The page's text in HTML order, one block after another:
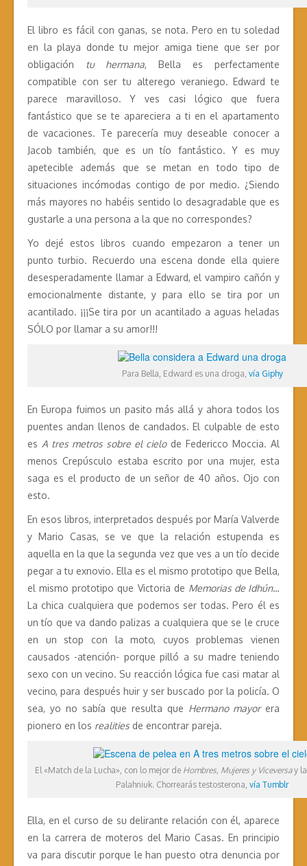
El libro es fácil con ganas, se nota. Pero en tu soledad
en la playa donde tu mejor amiga tiene que ser por
obligación tu hermana, Bella es perfectamente
compatible con ser tu alterego veraniego. Edward te
parece maravilloso. Y ves casi lógico que fuera
fantástico que se te apareciera a ti en el apartamento
de vacaciones. Te parecería muy deseable conocer a
Jacob también, que es un tío fantástico. Y es muy
apetecible además que se metan en todo tipo de
situaciones incómodas contigo de por medio. ¿Siendo
más mayores no habéis sentido lo desagradable que es
gustarle a una persona a la que no correspondes?
Yo dejé estos libros cuando empezaron a tener un
punto turbio. Recuerdo una escena donde ella quiere
desesperadamente llamar a Edward, el vampiro cañón y
emocionalmente distante, y para ello se tira por un
acantilado. ¡¡¡Se tira por un acantilado a aguas heladas
SÓLO por llamar a su amor!!!
Para Bella, Edward es una droga, vía Giphy
En Europa fuimos un pasito más allá y ahora todos los
puentes andan llenos de candados. El culpable de esto
es A tres metros sobre el cielode Federicco Moccia. Al
menos Crepúsculo estaba escrito por una mujer, esta
saga es el producto de un señor de 40 años. Ojo con
esto.
En esos libros, interpretados después por María Valverde
y Mario Casas, se ve que la relación estupenda es
aquella en la que la segunda vez que ves a un tío decide
pegar a tu exnovio. Ella es el mismo prototipo que Bella,
el mismo prototipo que Victoria de Memorias de Idhún…
La chica cualquiera que podemos ser todas. Pero él es
un tío que va dando palizas a cualquiera que se le cruce
en un stop con la moto, cuyos problemas vienen
causados -atención- porque pilló a su madre teniendo
sexo con un vecino. Su reacción lógica fue casi matar al
vecino, para después huir y ser buscado por la policía. O
sea, yo no sabía que resulta que Hermano mayorera
pionero en los realities de encontrar pareja.
El «Match de la Lucha», con lo mejor de Hombres, Mujeres y Viceversay la
Palahniuk. Chorrearás testosterona, vía Tumblr
Ella, en el curso de su delirante relación con él, aparece
en la carrera de moteros del Mario Casas. En principio
va para discutir porque le han puesto otra denuncia por